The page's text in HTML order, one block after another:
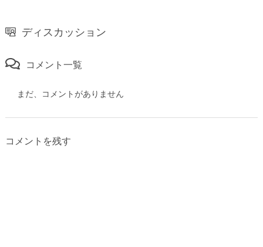
ディスカッション
コメント一覧
まだ、コメントがありません
コメントを残す